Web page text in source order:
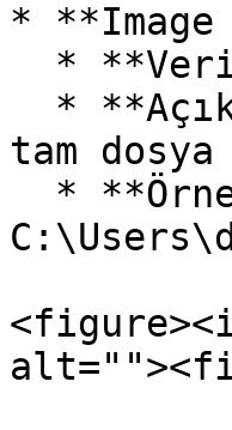
* **Image
tam